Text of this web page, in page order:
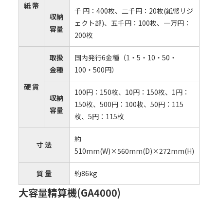
紙 幣
収納
容量
千 円：400枚、⼆千円：20枚(紙幣リジ
ェクト部)、五千円：100枚、⼀万円：
200枚
硬 貨
取扱
⾦種
国内発⾏6⾦種（1・5・10・50・
100・500円）
収納
容量
100円：150枚、10円：150枚、1円：
150枚、500円：100枚、50円：115
枚、5円：115枚
⼨ 法
約
510mm(W)×560mm(D)×272mm(H)
質 量 約86kg
大容量精算機(GA4000)